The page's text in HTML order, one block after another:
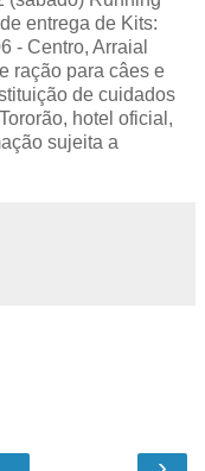
entrega de Kits:
- Centro, Arraial
ração para câes e
de cuidados
hotel oficial,
sujeita a